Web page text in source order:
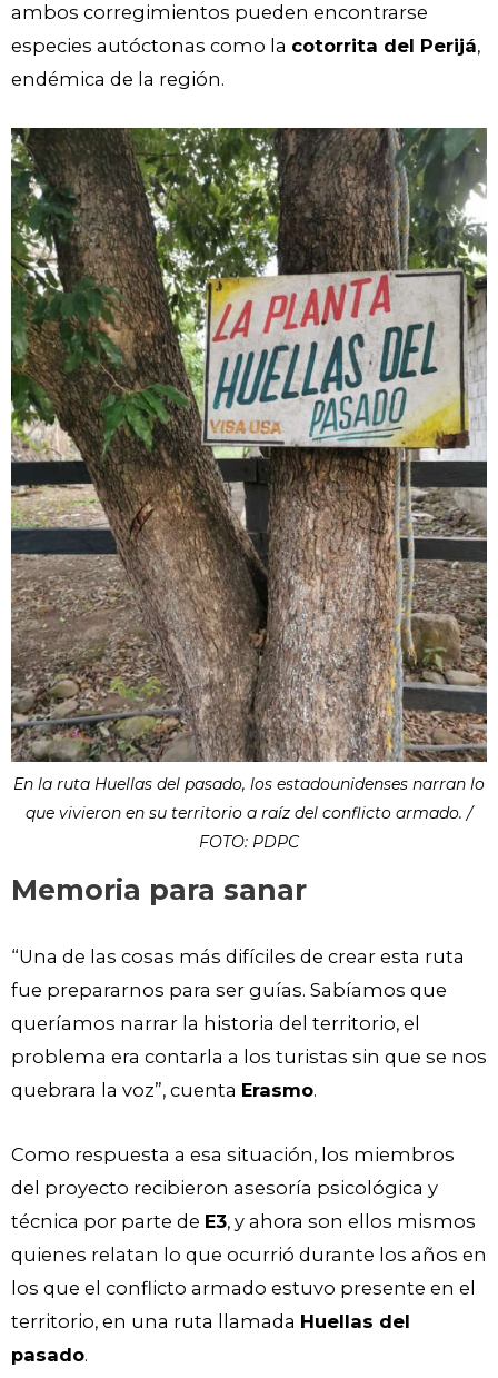
ambos corregimientos pueden encontrarse
especies autóctonas como la cotorrita del Perijá,
endémica de la región.
En la ruta Huellas del pasado, los estadounidenses narran lo
que vivieron en su territorio a raíz del conflicto armado. /
FOTO: PDPC
Memoria para sanar
“Una de las cosas más difíciles de crear esta ruta
fue prepararnos para ser guías. Sabíamos que
queríamos narrar la historia del territorio, el
problema era contarla a los turistas sin que se nos
quebrara la voz”, cuenta Erasmo.
Como respuesta a esa situación, los miembros
del proyecto recibieron asesoría psicológica y
técnica por parte de E3, y ahora son ellos mismos
quienes relatan lo que ocurrió durante los años en
los que el conflicto armado estuvo presente en el
territorio, en una ruta llamada Huellas del
pasado.